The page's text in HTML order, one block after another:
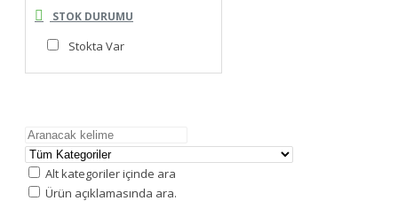
STOK DURUMU
Stokta Var
Alt kategoriler içinde ara
Ürün açıklamasında ara.